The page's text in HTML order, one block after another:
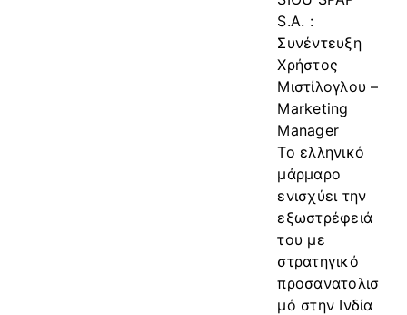
S.A. :
Συνέντευξη
Χρήστος
Μιστίλογλου –
Marketing
Manager
Το ελληνικό
μάρμαρο
ενισχύει την
εξωστρέφειά
του με
στρατηγικό
προσανατολισ
μό στην Ινδία